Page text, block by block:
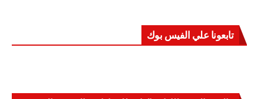
تابعونا علي الفيس بوك